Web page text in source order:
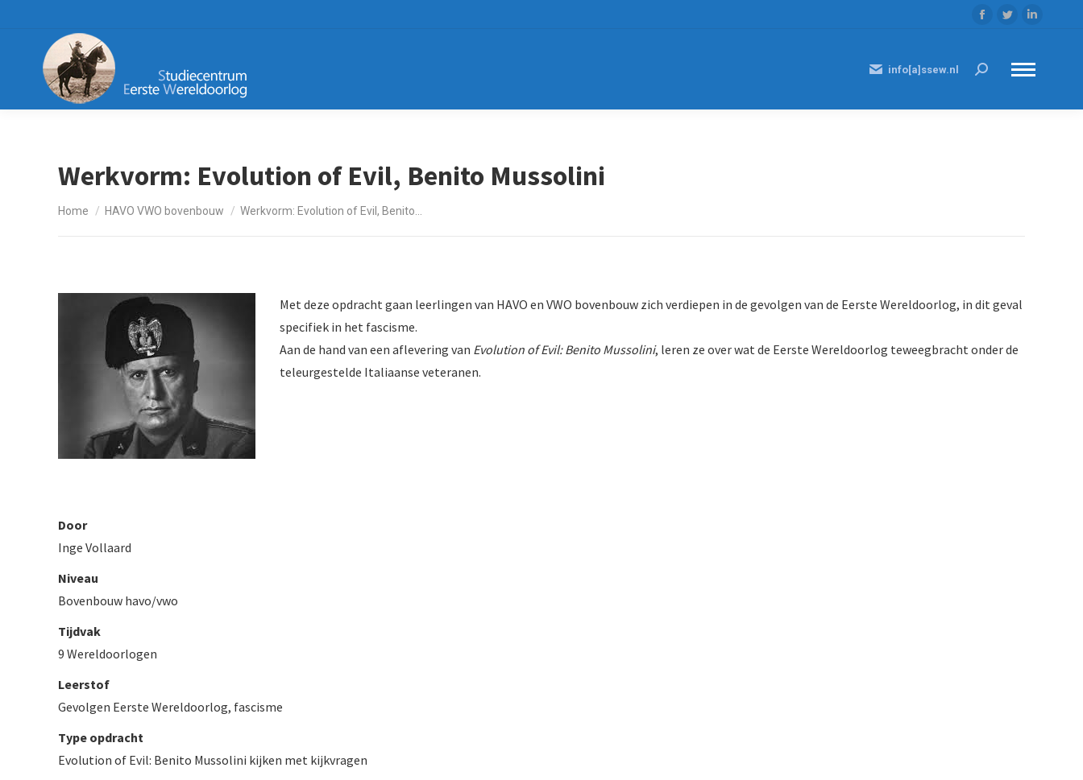
Facebook
Twitter
in
info[a]ssew.nl Search:
Werkvorm: Evolution of Evil, Benito Mussolini
Je bent hier:
Home HAVO VWO bovenbouw Werkvorm: Evolution of Evil, Benito…
Met deze opdracht gaan leerlingen van HAVO en VWO bovenbouw zich verdiepen in de gevolgen van de Eerste Wereldoorlog, in dit geval
specifiek in het fascisme.
Aan de hand van een aflevering van Evolution of Evil: Benito Mussolini, leren ze over wat de Eerste Wereldoorlog teweegbracht onder de
teleurgestelde Italiaanse veteranen.
Door
Inge Vollaard
Niveau
Bovenbouw havo/vwo
Tijdvak
9 Wereldoorlogen
Leerstof
Gevolgen Eerste Wereldoorlog, fascisme
Type opdracht
Evolution of Evil: Benito Mussolini kijken met kijkvragen